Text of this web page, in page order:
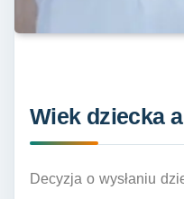
Wiek dziecka
Decyzja o wysłaniu